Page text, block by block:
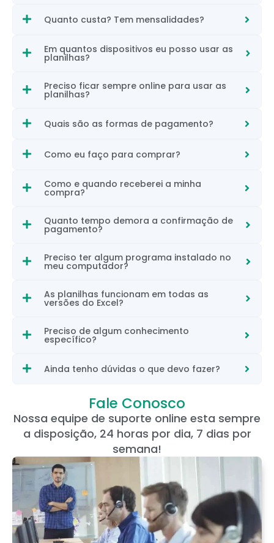
Quanto custa? Tem mensalidades?
Em quantos dispositivos eu posso usar as
planilhas?
Preciso ficar sempre online para usar as
planilhas?
Quais são as formas de pagamento?
Como eu faço para comprar?
Como e quando receberei a minha
compra?
Quanto tempo demora a confirmação de
pagamento?
Preciso ter algum programa instalado no
meu computador?
As planilhas funcionam em todas as
versões do Excel?
Preciso de algum conhecimento
específico?
Ainda tenho dúvidas o que devo fazer?
Fale Conosco
Nossa equipe de suporte online esta sempre
a disposição, 24 horas por dia, 7 dias por
semana!